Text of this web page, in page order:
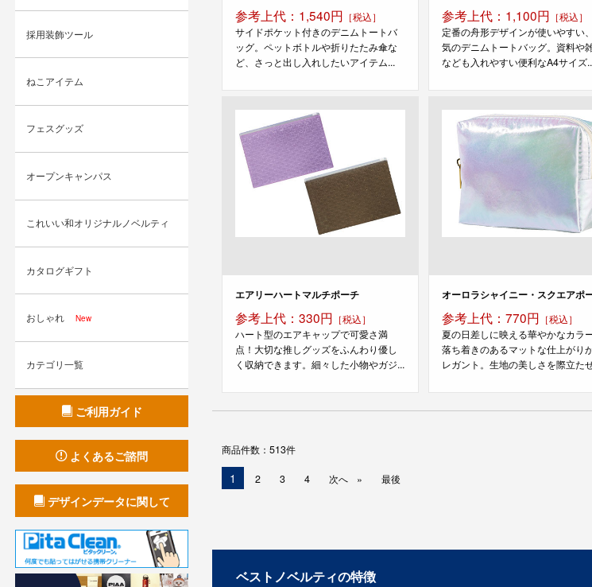
参考上代：1,540円 ［税込］
サイドポケット付きのデニムトートバ
ッグ。ペットボトルや折りたたみ傘な
ど、さっと出し入れしたいアイテム...
参考上代：1,100円 ［税込］
定番の舟形デザインが使いやすい
気のデニムトートバッグ。資料や
なども入れやすい便利なA4サイズ
エアリーハートマルチポーチ
参考上代：330円 ［税込］
ハート型のエアキャップで可愛さ満
点！大切な推しグッズをふんわり優し
く収納できます。細々した小物やガジ...
オーロラシャイニー・スクエアポ
参考上代：770円 ［税込］
夏の日差しに映える華やかなカラ
落ち着きのあるマットな仕上がり
レガント。生地の美しさを際立た
商品件数：513件
現
ー
1 2 3 4 次へ 最後
ベストノベルティの特徴
採用装飾ツール
ねこアイテム
フェスグッズ
オープンキャンパス
これいい和オリジナルノベルティ
カタログギフト
おしゃれ New
カテゴリ一覧
ご利用ガイド
よくあるご諮問
デザインデータに関して